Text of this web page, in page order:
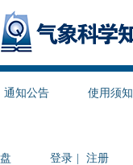
通知公告 使用须知
盘 登录 注册